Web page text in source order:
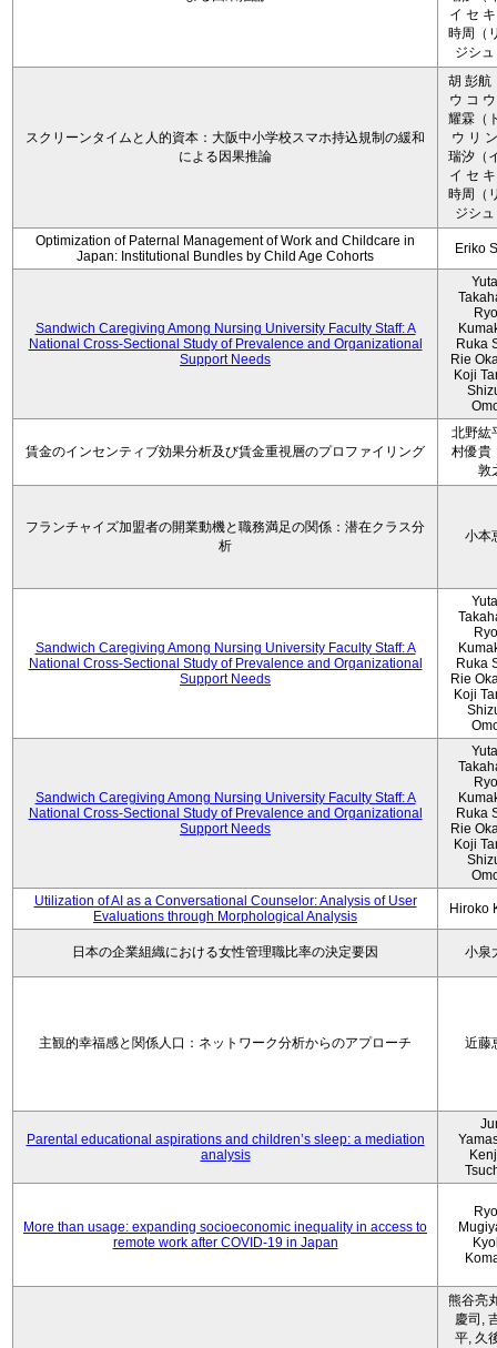
イ セ
時周（
ジシ
スクリーンタイムと人的資本：大阪中小学校スマホ持込規制の緩和
による因果推論
胡 彭航
ウ コ
耀霖（
ウ リ
瑞汐（
イ セ
時周（
ジシ
Optimization of Paternal Management of Work and Childcare in
Japan: Institutional Bundles by Child Age Cohorts
Eriko
Sandwich Caregiving Among Nursing University Faculty Staff: A
National Cross-Sectional Study of Prevalence and Organizational
Support Needs
Ruka
Rie
Koji
賃金のインセンティブ効果分析及び賃金重視層のプロファイリング
北野紘
村優貴
敦
フランチャイズ加盟者の開業動機と職務満足の関係：潜在クラス分
析
小本
Sandwich Caregiving Among Nursing University Faculty Staff: A
National Cross-Sectional Study of Prevalence and Organizational
Support Needs
Ruka
Rie
Koji
Sandwich Caregiving Among Nursing University Faculty Staff: A
National Cross-Sectional Study of Prevalence and Organizational
Support Needs
Ruka
Rie
Koji
Utilization of AI as a Conversational Counselor: Analysis of User
Evaluations through Morphological Analysis
Hiroko
日本の企業組織における女性管理職比率の決定要因 小泉
主観的幸福感と関係人口：ネットワーク分析からのアプローチ 近藤
Parental educational aspirations and children’s sleep: a mediation
analysis
More than usage: expanding socioeconomic inequality in access to
remote work after COVID-19 in Japan
熊谷亮
慶司,
平, 久